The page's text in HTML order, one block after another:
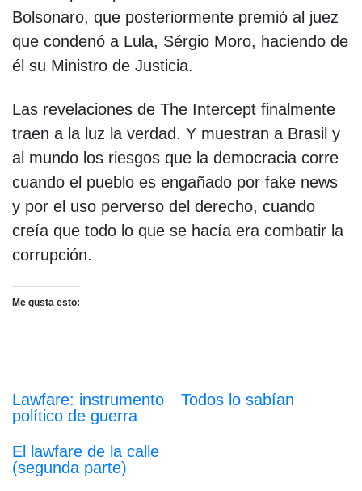
Bolsonaro, que posteriormente premió al juez
que condenó a Lula, Sérgio Moro, haciendo de
él su Ministro de Justicia.
Las revelaciones de The Intercept finalmente
traen a la luz la verdad. Y muestran a Brasil y
al mundo los riesgos que la democracia corre
cuando el pueblo es engañado por fake news
y por el uso perverso del derecho, cuando
creía que todo lo que se hacía era combatir la
corrupción.
Me gusta esto:
Lawfare: instrumento
político de guerra
Todos lo sabían
El lawfare de la calle
(segunda parte)